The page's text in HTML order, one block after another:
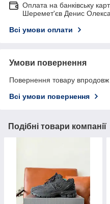
Оплата на банківську
Шеремет'єв Денис
Всі умови оплати
Умови повернення
Повернення товару впродовж
Всі умови повернення
Подібні товари компанії